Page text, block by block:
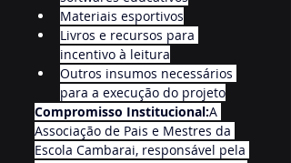
Materiais esportivos
Livros e recursos para
incentivo à leitura
Outros insumos necessários
para a execução do projeto
Compromisso Institucional:A
Associação de Pais e Mestres da
Escola Cambarai, responsável pela